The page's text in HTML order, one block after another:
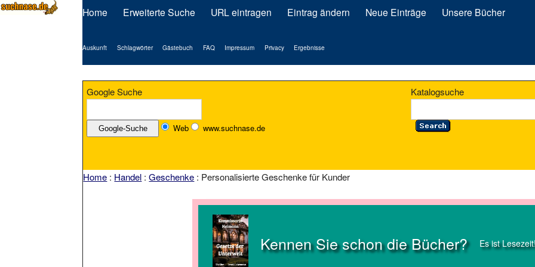
Home Erweiterte Suche URL eintragen Eintrag ändern Neue Einträge Unsere Bücher
Auskunft Schlagwörter Gästebuch FAQ Impressum Privacy Ergebnisse
Google Suche
Web www.suchnase.de
Katalogsuche
Home : Handel :Geschenke : Personalisierte Geschenke für Kunder
Kennen Sie schon die Bücher? Es ist